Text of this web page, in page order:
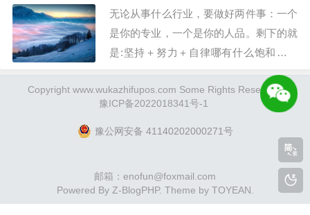
模仿，然后模仿的这个人也通过这个项目
赚钱，这样就会起连锁反应，导致更多的
人都去操作这…
无论从事什么行业，要做好两件事：一个
是你的专业，一个是你的人品。剩下的就
是:坚持＋努力＋自律哪有什么饱和，还
贪心??哪有什么不赚钱，还不是你懒??做
项目就一个字：干！拼命干有人奔着“费
率”合作！有人奔着“服务”合作！有人奔着
“人品”合作！在这个浮躁的年代，诚信
Copyright www.wukazhifupos.com Some Rights Reserved.
豫ICP备2022018341号-1
豫公网安备 41140202000271号
邮箱：enofun@foxmail.com
Powered By Z-BlogPHP. Theme by TOYEAN